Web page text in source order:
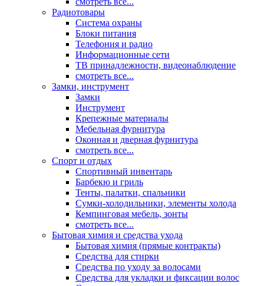
Радиотовары
Система охраны
Блоки питания
Телефония и радио
Информационные сети
ТВ принадлежности, видеонаблюдение
смотреть все...
Замки, инструмент
Замки
Инструмент
Крепежные материалы
Мебельная фурнитура
Оконная и дверная фурнитура
смотреть все...
Спорт и отдых
Спортивный инвентарь
Барбекю и гриль
Тенты, палатки, спальники
Сумки-холодильники, элементы холода
Кемпинговая мебель, зонты
смотреть все...
Бытовая химия и средства ухода
Бытовая химия (прямые контракты)
Средства для стирки
Средства по уходу за волосами
Средства для укладки и фиксации волос